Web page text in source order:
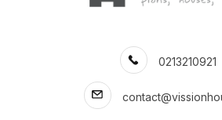
Case de vanzare in Balotesti Central
Case de vanzare in Bucuresti Pipera
0213210921